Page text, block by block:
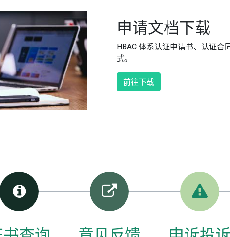
申请文档下载
HBAC 体系认证申请书、认证合
式。
前往下载